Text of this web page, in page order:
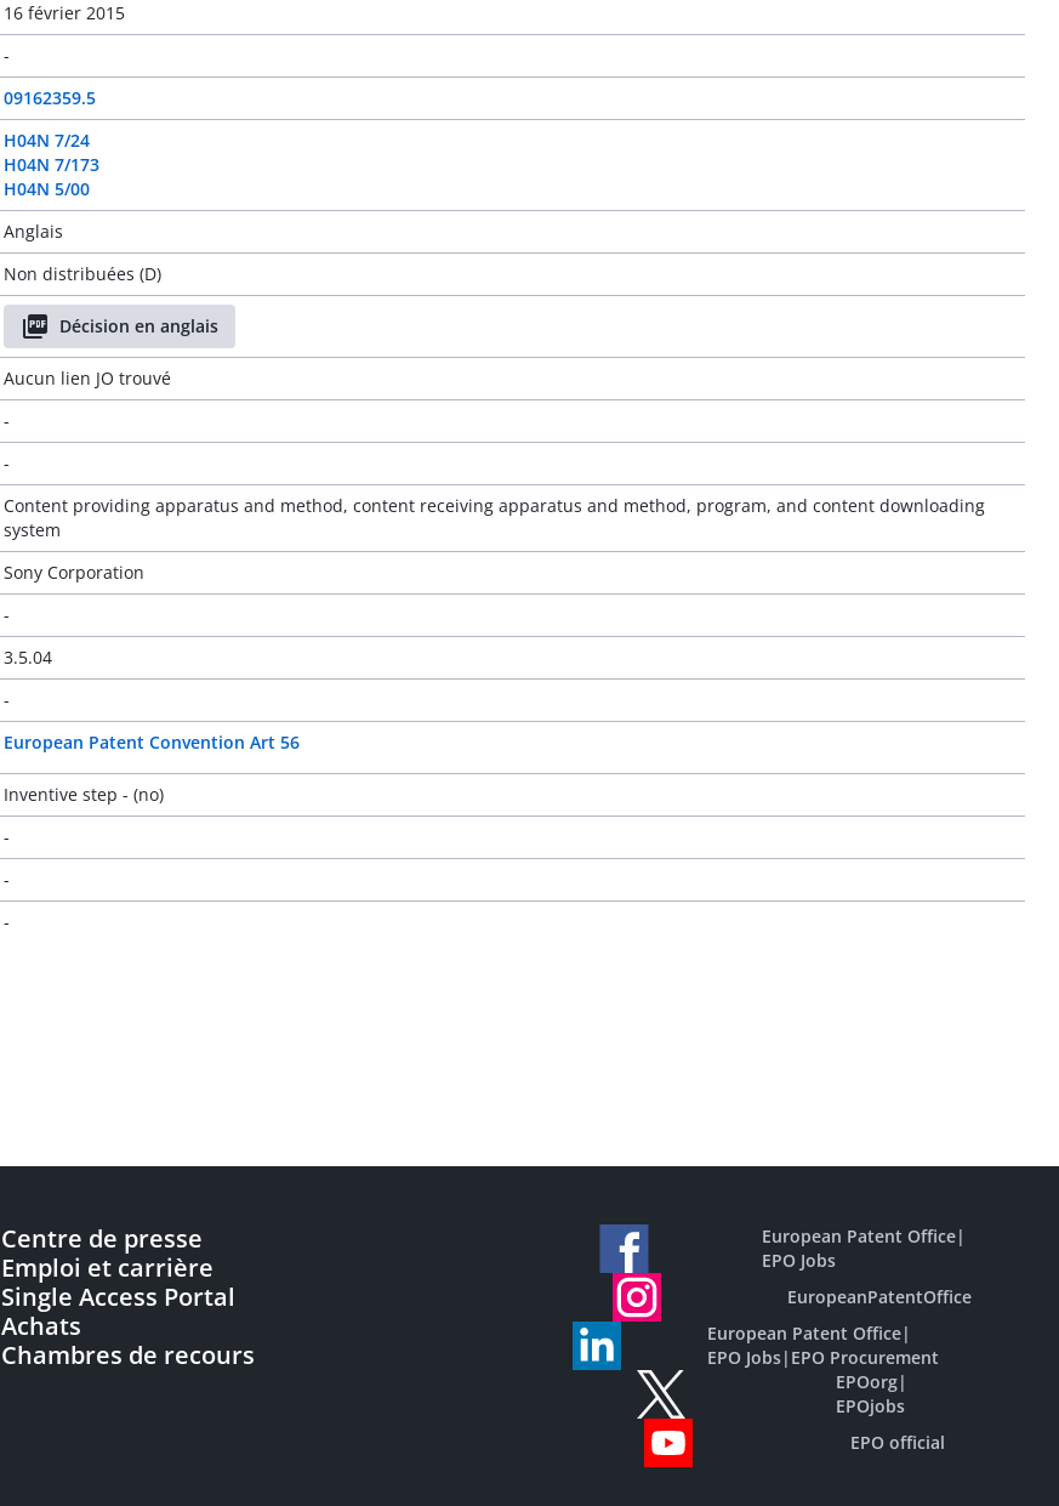
16 février 2015
-
09162359.5
H04N 7/24
H04N 7/173
H04N 5/00
Anglais
Non distribuées (D)
Décision en anglais
Aucun lien JO trouvé
-
-
Content providing apparatus and method, content receiving apparatus and method, program, and content downloading
system
Sony Corporation
-
3.5.04
-
European Patent Convention Art 56
Inventive step - (no)
-
-
-
Centre de presse
Emploi et carrière
Single Access Portal
Achats
Chambres de recours
European Patent Office|
EPO Jobs
EuropeanPatentOffice
European Patent Office|
EPO Jobs| EPO Procurement
EPOorg|
EPOjobs
EPO official